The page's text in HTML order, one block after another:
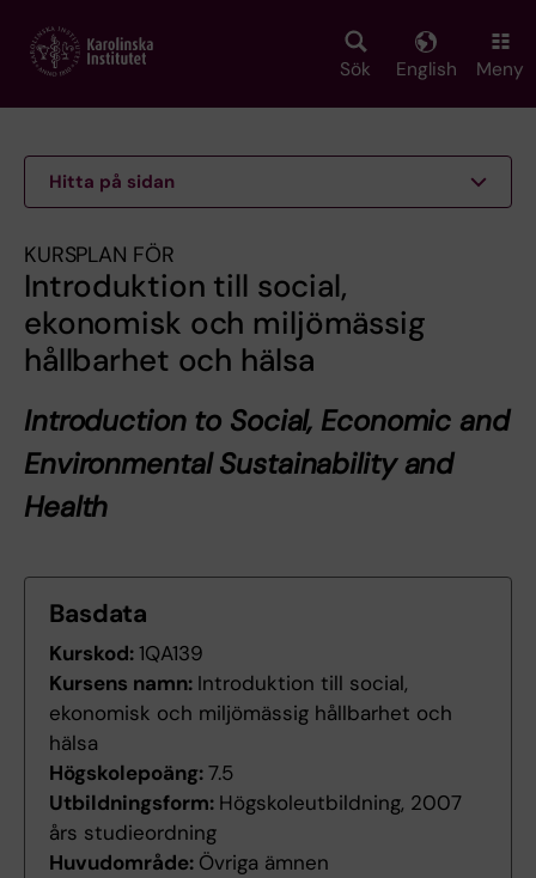
main
Sök English Meny
Hitta på sidan
KURSPLAN FÖR
Introduktion till social,
ekonomisk och miljömässig
hållbarhet och hälsa
Introduction to Social, Economic and
Environmental Sustainability and
Health
Basdata
Kurskod:1QA139
Kursens namn: Introduktion till social,
ekonomisk och miljömässig hållbarhet och
hälsa
Högskolepoäng:7.5
Utbildningsform: Högskoleutbildning, 2007
års studieordning
Huvudområde: Övriga ämnen